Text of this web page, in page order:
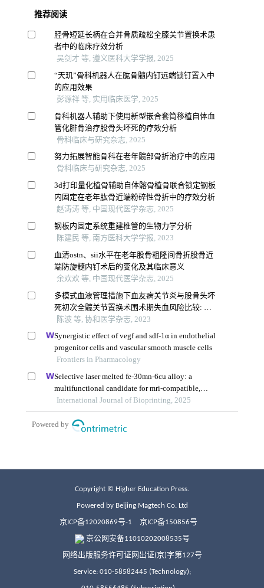
Copyright © Higher Education Press.
Powered by Beijing Magtech Co. Ltd
京ICP备12020869号-1 京ICP备150856号
京公网安备11010202008535号
网络出版服务许可证网出证(京)字第127号
Service: 010-58582445 (Technology);